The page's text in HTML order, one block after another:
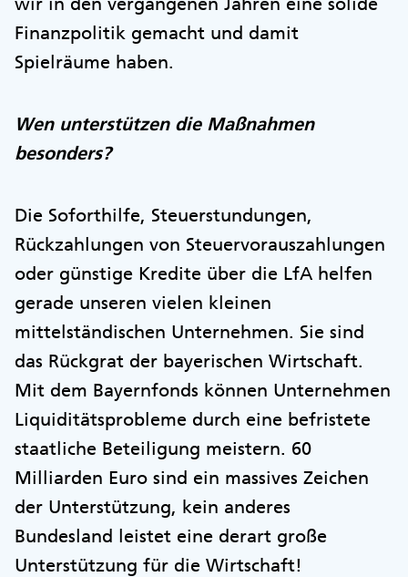
Finanzpolitik gemacht und damit
Spielräume haben.
Wen unterstützen die Maßnahmen
besonders?
Die Soforthilfe, Steuerstundungen,
Rückzahlungen von Steuervorauszahlungen
oder günstige Kredite über die LfA helfen
gerade unseren vielen kleinen
mittelständischen Unternehmen. Sie sind
das Rückgrat der bayerischen Wirtschaft.
Mit dem Bayernfonds können Unternehmen
Liquiditätsprobleme durch eine befristete
staatliche Beteiligung meistern. 60
Milliarden Euro sind ein massives Zeichen
der Unterstützung, kein anderes
Bundesland leistet eine derart große
Unterstützung für die Wirtschaft!